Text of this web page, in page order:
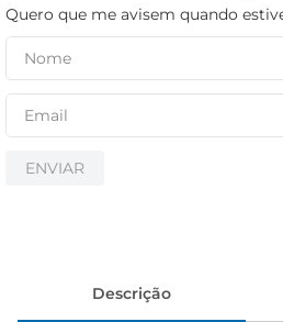
Quero que me avisem quando
ENVIAR
Descrição
cerveja